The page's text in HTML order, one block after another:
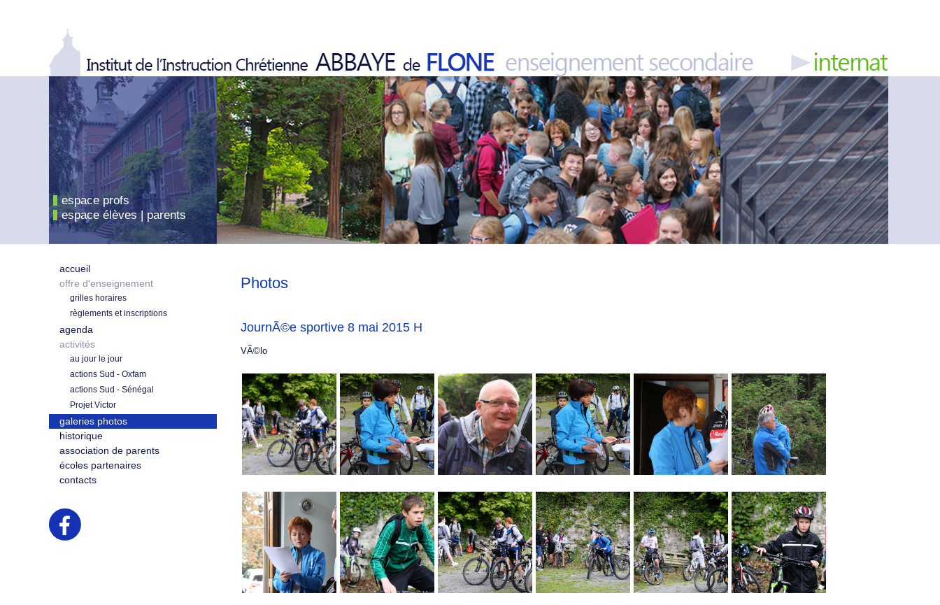
espace profs
espace élèves | parents
accueil
offre d'enseignement
grilles horaires
règlements et inscriptions
agenda
activités
au jour le jour
actions Sud - Oxfam
actions Sud - Sénégal
Projet Victor
galeries photos
historique
association de parents
écoles partenaires
contacts
Photos
JournÃ©e sportive 8 mai 2015 H
VÃ©lo